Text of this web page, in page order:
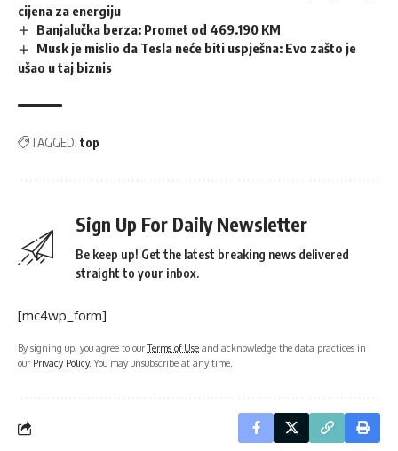
cijena za energiju
Banjalučka berza: Promet od 469.190 KM
Musk je mislio da Tesla neće biti uspješna: Evo zašto je
ušao u taj biznis
TAGGED: top
Sign Up For Daily Newsletter
Be keep up! Get the latest breaking news delivered
straight to your inbox.
[mc4wp_form]
By signing up, you agree to ourTerms of Use and acknowledge the data practices in
our Privacy Policy. You may unsubscribe at any time.